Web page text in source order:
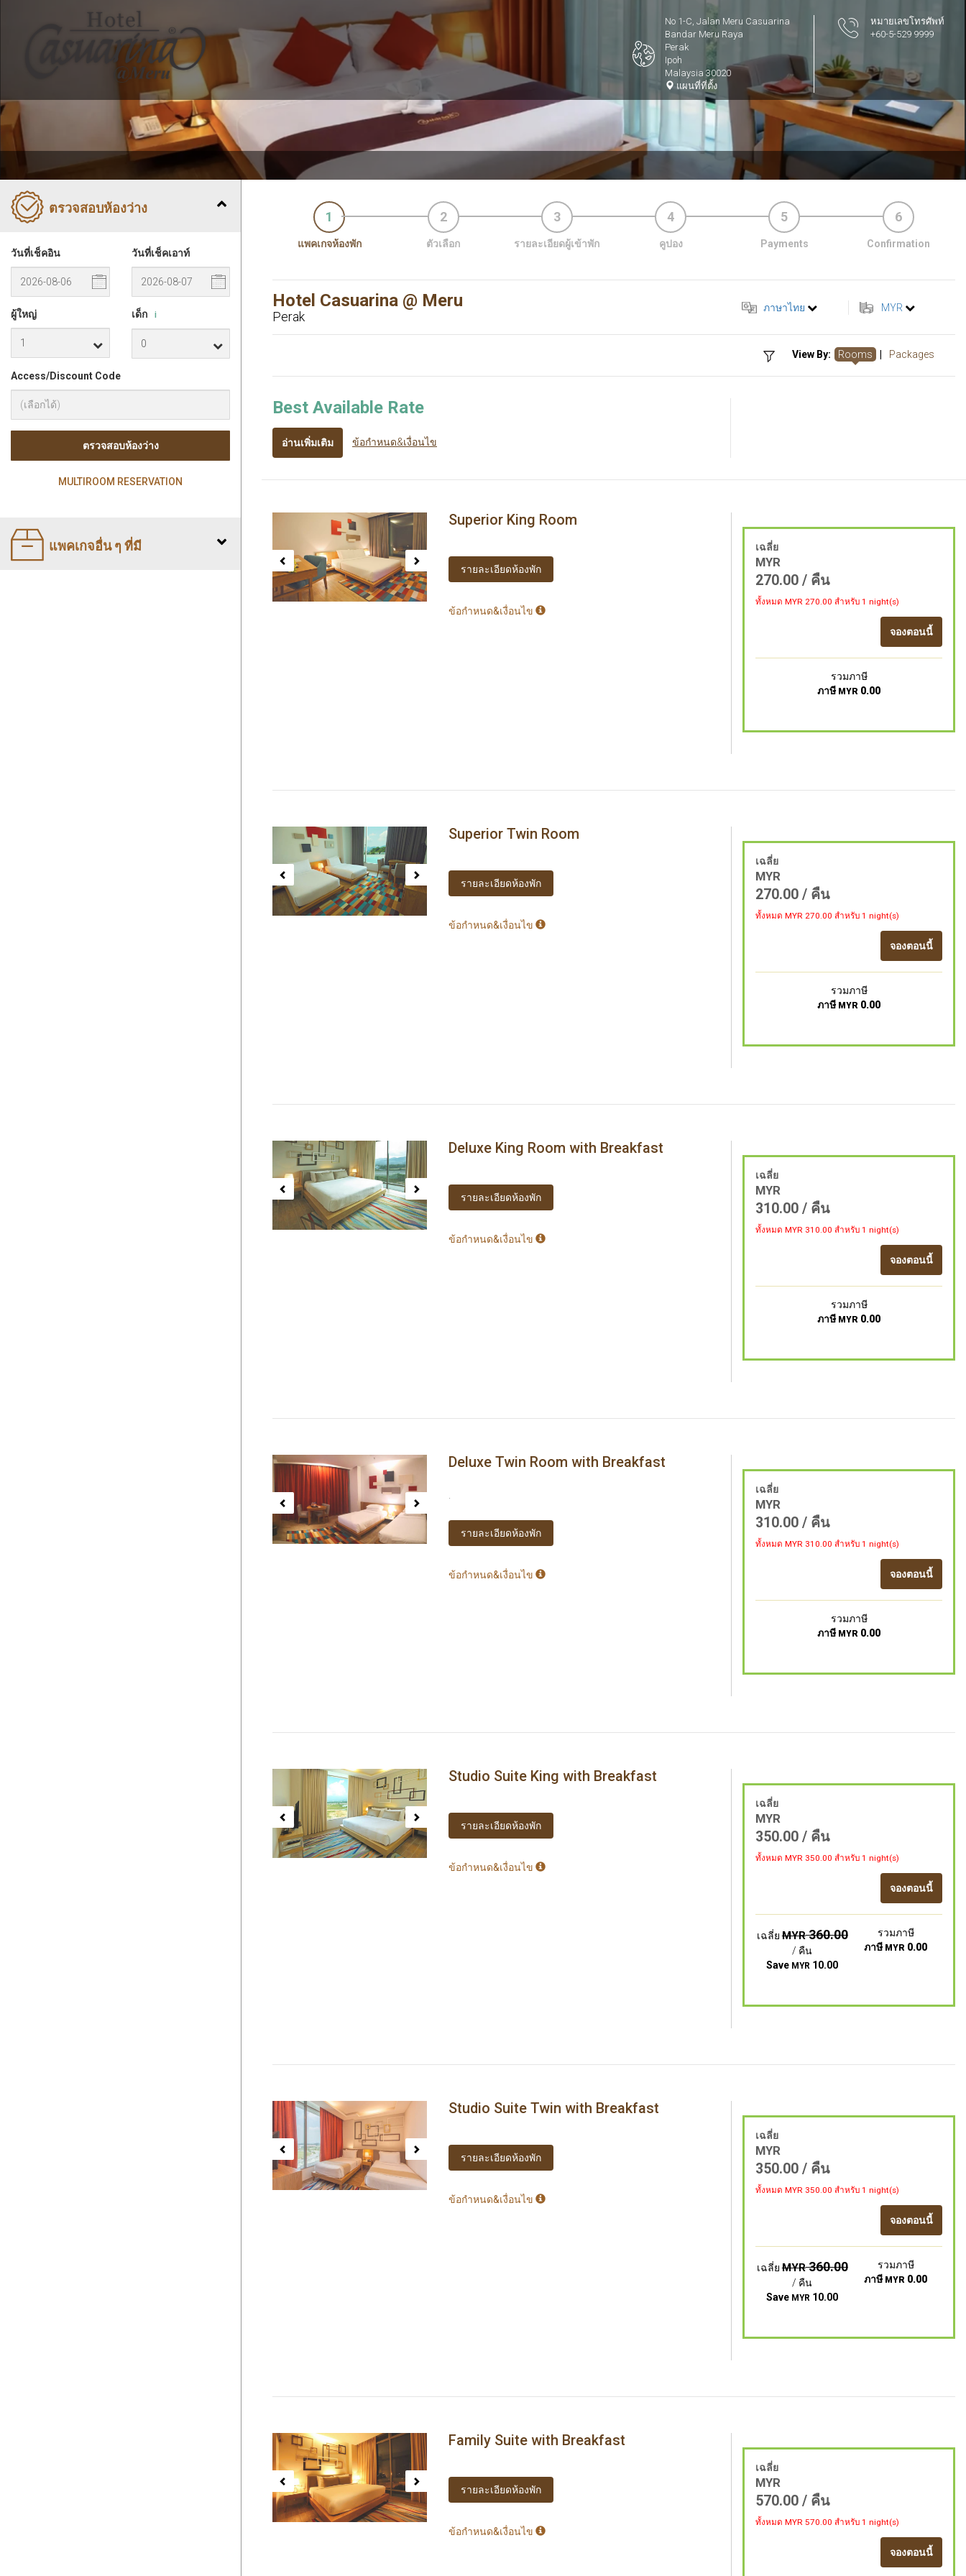
No 1-C, Jalan Meru Casuarina
Bandar Meru Raya
Perak
Ipoh
Malaysia 30020
แผนที่ที่ตั้ง
หมายเลขโทรศัพท์
+60-5-529 9999
ตรวจสอบห้องว่าง
วันที่เช็คอิน วันที่เช็คเอาท์
ผู้ใหญ่ เด็ก i
Access/Discount Code
ตรวจสอบห้องว่าง
MULTIROOM RESERVATION
แพคเกจอื่น ๆ ที่มี
1
แพคเกจห้องพัก
2
ตัวเลือก
3
รายละเอียดผู้เข้าพัก
4
คูปอง
5
Payments
6
Confirmation
Hotel Casuarina @ Meru
Perak
ภาษาไทย MYR
View By: Rooms Packages
Best Available Rate
อ่านเพิ่มเติม ข้อกำหนด&เงื่อนไข
Previous Superior King Room
รายละเอียดห้องพัก
ข้อกำหนด&เงื่อนไข
เฉลี่ย
MYR
270.00/ คืน
ทั้งหมด MYR270.00สำหรับ 1 night(s)
จองตอนนี้
รวมภาษี
ภาษี MYR 0.00
Previous Next Superior Twin Room
รายละเอียดห้องพัก
ข้อกำหนด&เงื่อนไข
เฉลี่ย
MYR
270.00/ คืน
ทั้งหมด MYR270.00สำหรับ 1 night(s)
จองตอนนี้
รวมภาษี
ภาษี MYR 0.00
Previous Next Deluxe King Room with Breakfast
รายละเอียดห้องพัก
ข้อกำหนด&เงื่อนไข
เฉลี่ย
MYR
310.00/ คืน
ทั้งหมด MYR 310.00สำหรับ 1 night(s)
จองตอนนี้
รวมภาษี
ภาษี MYR 0.00
Previous Deluxe Twin Room with Breakfast
รายละเอียดห้องพัก
ข้อกำหนด&เงื่อนไข
เฉลี่ย
MYR
310.00/ คืน
ทั้งหมด MYR 310.00สำหรับ 1 night(s)
จองตอนนี้
รวมภาษี
ภาษี MYR 0.00
Previous Next Studio Suite King with Breakfast
รายละเอียดห้องพัก
ข้อกำหนด&เงื่อนไข
เฉลี่ย
MYR
350.00/ คืน
ทั้งหมด MYR 350.00สำหรับ 1 night(s)
จองตอนนี้
เฉลี่ยMYR360.00
/ คืน
Save MYR 10.00
รวมภาษี
ภาษี MYR 0.00
Previous Studio Suite Twin with Breakfast
รายละเอียดห้องพัก
ข้อกำหนด&เงื่อนไข
เฉลี่ย
MYR
350.00/ คืน
ทั้งหมด MYR 350.00สำหรับ 1 night(s)
จองตอนนี้
เฉลี่ยMYR360.00
/ คืน
Save MYR 10.00
รวมภาษี
ภาษี MYR 0.00
Previous Next Family Suite with Breakfast
รายละเอียดห้องพัก
ข้อกำหนด&เงื่อนไข
เฉลี่ย
MYR
570.00/ คืน
ทั้งหมด MYR570.00สำหรับ 1 night(s)
จองตอนนี้